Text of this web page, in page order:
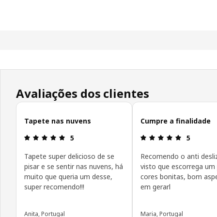
Avaliações dos clientes
Ignorar avaliações de cliente
Tapete nas nuvens
Avaliações: 5 de 5 estrelas.
5
Tapete super delicioso de se
pisar e se sentir nas nuvens, há
muito que queria um desse,
super recomendo!!!
Anita, Portugal
Cumpre a finalidade
5
Recomendo o anti
visto que escorrega um
cores bonitas, bom
em gerarl
Maria, Portugal